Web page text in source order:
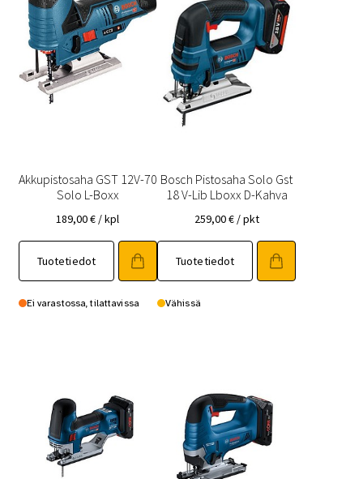
Akkupistosaha GST 12V-70
Solo L-Boxx
189,00€ / kpl
Tuotetiedot
Ei varastossa, tilattavissa
Bosch Pistosaha Solo Gst
18 V-Lib Lboxx D-Kahva
259,00€ / pkt
Tuotetiedot
Vähissä